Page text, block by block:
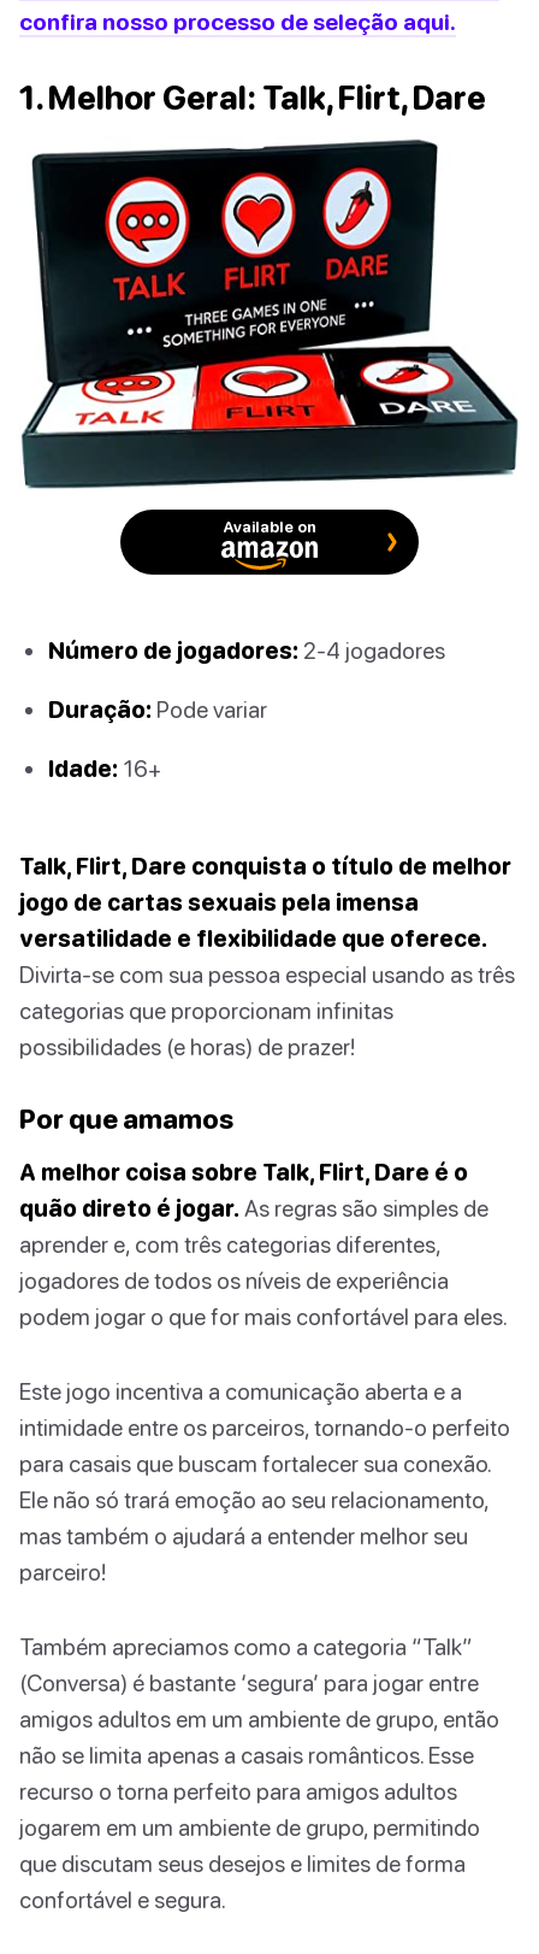
confira nosso processo de seleção aqui.
1. Melhor Geral: Talk, Flirt, Dare
Available on
Número de jogadores: 2-4 jogadores
Duração: Pode variar
Idade: 16+
Talk, Flirt, Dare conquista o título de melhor
jogo de cartas sexuais pela imensa
versatilidade e flexibilidade que oferece.
Divirta-se com sua pessoa especial usando as três
categorias que proporcionam infinitas
possibilidades (e horas) de prazer!
Por que amamos
A melhor coisa sobre Talk, Flirt, Dare é o
quão direto é jogar. As regras são simples de
aprender e, com três categorias diferentes,
jogadores de todos os níveis de experiência
podem jogar o que for mais confortável para eles.
Este jogo incentiva a comunicação aberta e a
intimidade entre os parceiros, tornando-o perfeito
para casais que buscam fortalecer sua conexão.
Ele não só trará emoção ao seu relacionamento,
mas também o ajudará a entender melhor seu
parceiro!
Também apreciamos como a categoria “Talk”
(Conversa) é bastante ‘segura’ para jogar entre
amigos adultos em um ambiente de grupo, então
não se limita apenas a casais românticos. Esse
recurso o torna perfeito para amigos adultos
jogarem em um ambiente de grupo, permitindo
que discutam seus desejos e limites de forma
confortável e segura.